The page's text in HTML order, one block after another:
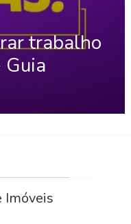
trabalho
Guia
Imóveis